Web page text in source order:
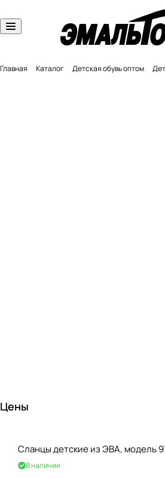
Главная Каталог Детская обувь оптом
Цены
Сланцы детские из ЭВА, модель
В наличии